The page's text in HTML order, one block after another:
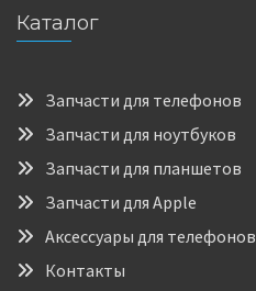
Каталог
Запчасти для телефонов
Запчасти для ноутбуков
Запчасти для планшетов
Запчасти для Apple
Аксессуары для телефонов
Контакты